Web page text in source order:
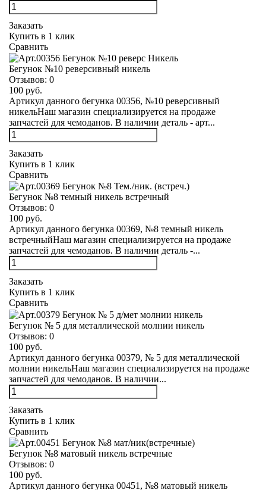
Заказать
Купить в 1 клик
Сравнить
Бегунок №10 реверсивный никель
Отзывов: 0
100 руб.
Артикул данного бегунка 00356, №10 реверсивный
никельНаш магазин специализируется на продаже
запчастей для чемоданов. В наличии деталь - арт...
Заказать
Купить в 1 клик
Сравнить
Бегунок №8 темный никель встречный
Отзывов: 0
100 руб.
Артикул данного бегунка 00369, №8 темный никель
встречныйНаш магазин специализируется на продаже
запчастей для чемоданов. В наличии деталь -...
Заказать
Купить в 1 клик
Сравнить
Бегунок № 5 для металлической молнии никель
Отзывов: 0
100 руб.
Артикул данного бегунка 00379, № 5 для металлической
молнии никельНаш магазин специализируется на продаже
запчастей для чемоданов. В наличии...
Заказать
Купить в 1 клик
Сравнить
Бегунок №8 матовый никель встречные
Отзывов: 0
100 руб.
Артикул данного бегунка 00451, №8 матовый никель